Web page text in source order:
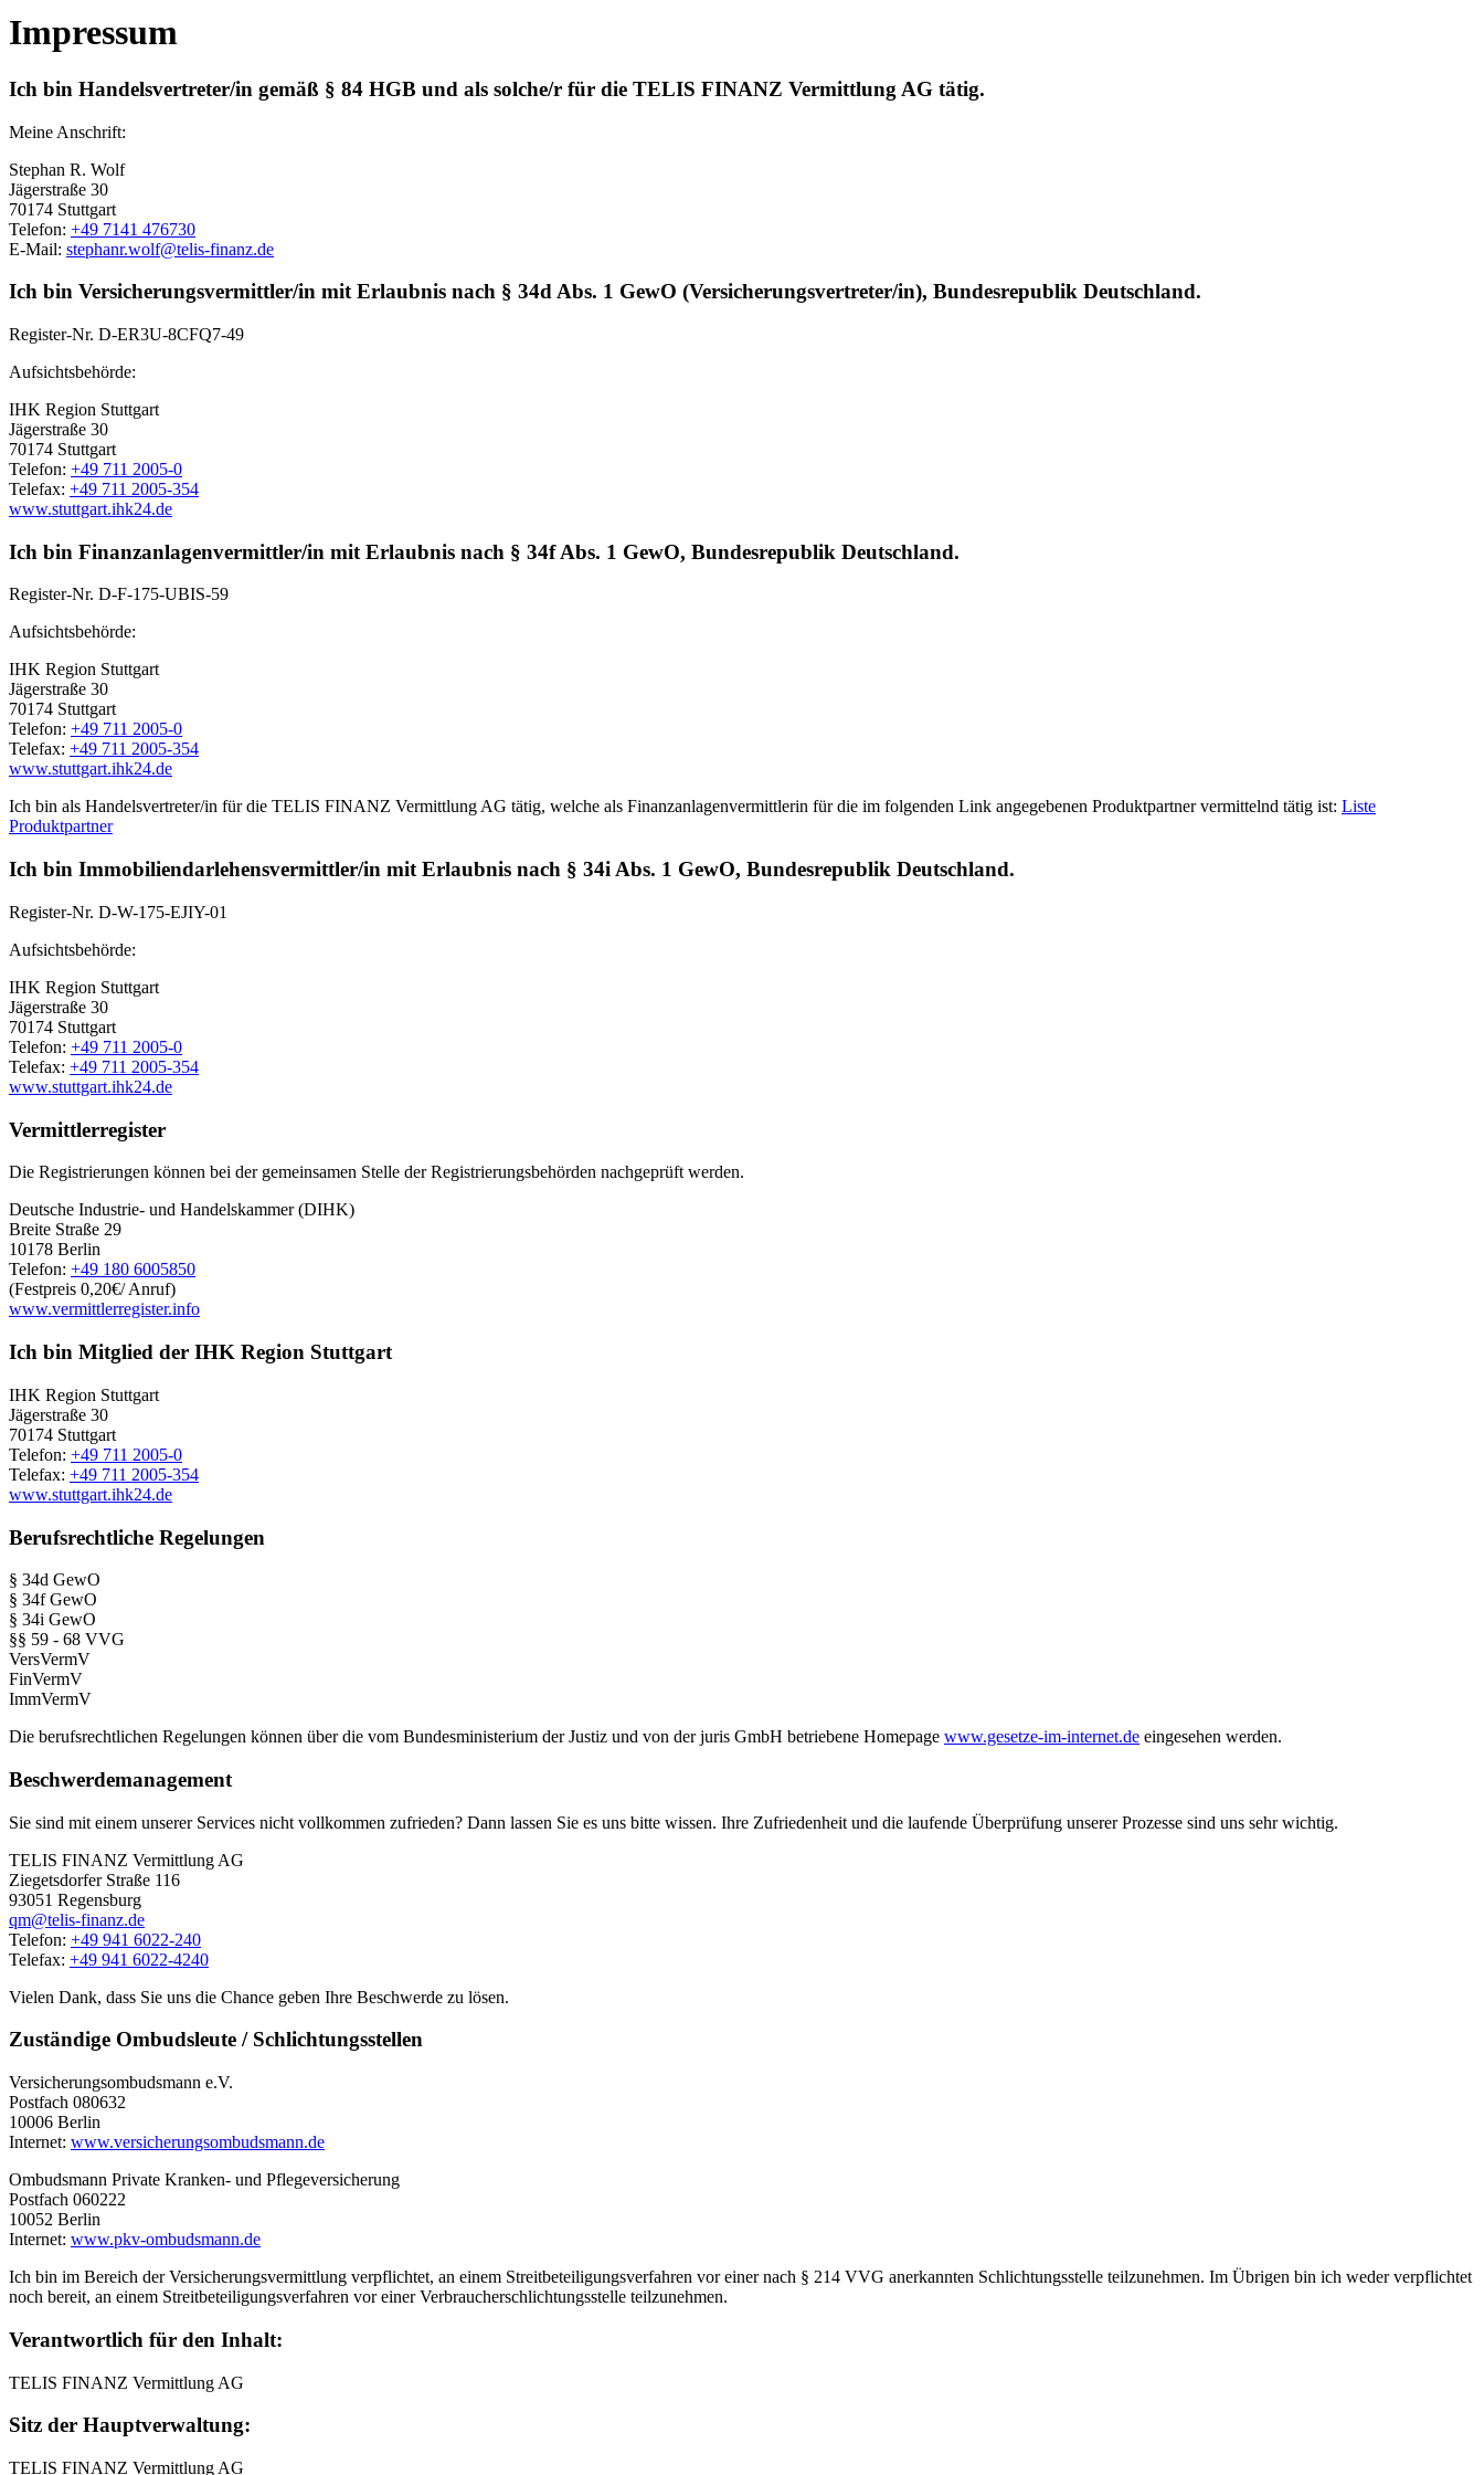
Impressum
Ich bin Handelsvertreter/in gemäß § 84 HGB und als solche/r für die TELIS FINANZ Vermittlung AG tätig.
Meine Anschrift:
Stephan R. Wolf
Jägerstraße 30
70174 Stuttgart
Telefon: +49 7141 476730
E-Mail: stephanr.wolf@telis-finanz.de
Ich bin Versicherungsvermittler/in mit Erlaubnis nach § 34d Abs. 1 GewO (Versicherungsvertreter/in), Bundesrepublik Deutschland.
Register-Nr. D-ER3U-8CFQ7-49
Aufsichtsbehörde:
IHK Region Stuttgart
Jägerstraße 30
70174 Stuttgart
Telefon: +49 711 2005-0
Telefax: +49 711 2005-354
www.stuttgart.ihk24.de
Ich bin Finanzanlagenvermittler/in mit Erlaubnis nach § 34f Abs. 1 GewO, Bundesrepublik Deutschland.
Register-Nr. D-F-175-UBIS-59
Aufsichtsbehörde:
IHK Region Stuttgart
Jägerstraße 30
70174 Stuttgart
Telefon: +49 711 2005-0
Telefax: +49 711 2005-354
www.stuttgart.ihk24.de
Ich bin als Handelsvertreter/in für die TELIS FINANZ Vermittlung AG tätig, welche als Finanzanlagenvermittlerin für die im folgenden Link angegebenen Produktpartner vermittelnd tätig ist: Liste
Produktpartner
Ich bin Immobiliendarlehensvermittler/in mit Erlaubnis nach § 34i Abs. 1 GewO, Bundesrepublik Deutschland.
Register-Nr. D-W-175-EJIY-01
Aufsichtsbehörde:
IHK Region Stuttgart
Jägerstraße 30
70174 Stuttgart
Telefon: +49 711 2005-0
Telefax: +49 711 2005-354
www.stuttgart.ihk24.de
Vermittlerregister
Die Registrierungen können bei der gemeinsamen Stelle der Registrierungsbehörden nachgeprüft werden.
Deutsche Industrie- und Handelskammer (DIHK)
Breite Straße 29
10178 Berlin
Telefon: +49 180 6005850
(Festpreis 0,20€/ Anruf)
www.vermittlerregister.info
Ich bin Mitglied der IHK Region Stuttgart
IHK Region Stuttgart
Jägerstraße 30
70174 Stuttgart
Telefon: +49 711 2005-0
Telefax: +49 711 2005-354
www.stuttgart.ihk24.de
Berufsrechtliche Regelungen
§ 34d GewO
§ 34f GewO
§ 34i GewO
§§ 59 - 68 VVG
VersVermV
FinVermV
ImmVermV
Die berufsrechtlichen Regelungen können über die vom Bundesministerium der Justiz und von der juris GmbH betriebene Homepage www.gesetze-im-internet.de eingesehen werden.
Beschwerdemanagement
Sie sind mit einem unserer Services nicht vollkommen zufrieden? Dann lassen Sie es uns bitte wissen. Ihre Zufriedenheit und die laufende Überprüfung unserer Prozesse sind uns sehr wichtig.
TELIS FINANZ Vermittlung AG
Ziegetsdorfer Straße 116
93051 Regensburg
qm@telis-finanz.de
Telefon: +49 941 6022-240
Telefax: +49 941 6022-4240
Vielen Dank, dass Sie uns die Chance geben Ihre Beschwerde zu lösen.
Zuständige Ombudsleute / Schlichtungsstellen
Versicherungsombudsmann e.V.
Postfach 080632
10006 Berlin
Internet: www.versicherungsombudsmann.de
Ombudsmann Private Kranken- und Pflegeversicherung
Postfach 060222
10052 Berlin
Internet: www.pkv-ombudsmann.de
Ich bin im Bereich der Versicherungsvermittlung verpflichtet, an einem Streitbeteiligungsverfahren vor einer nach § 214 VVG anerkannten Schlichtungsstelle teilzunehmen. Im Übrigen bin ich weder verpflichtet
noch bereit, an einem Streitbeteiligungsverfahren vor einer Verbraucherschlichtungsstelle teilzunehmen.
Verantwortlich für den Inhalt:
TELIS FINANZ Vermittlung AG
Sitz der Hauptverwaltung:
TELIS FINANZ Vermittlung AG